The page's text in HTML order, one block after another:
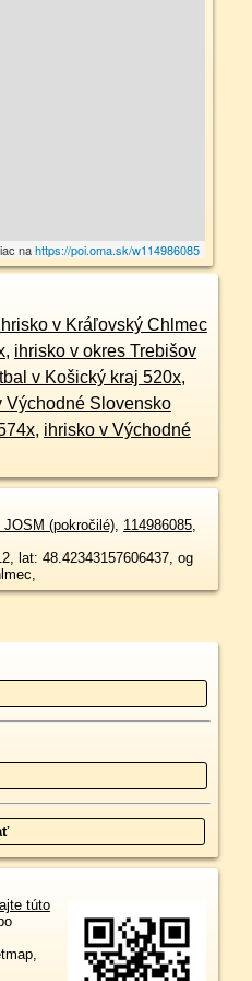
nahttps://poi.oma.sk/w114986085
v Kráľovský Chlmec
, ihrisko v okres Trebišov
v Košický kraj 520x,
Východné Slovensko
, ihrisko v Východné
JOSM (pokročilé), 114986085,
lat: 48.42343157606437, og
túto